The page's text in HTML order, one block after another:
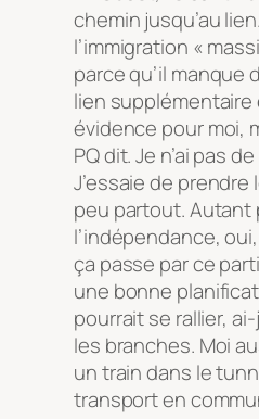
chemin jusqu’au
l’immigration «
parce qu’il manque
lien supplémentaire
évidence pour moi,
PQ dit. Je n’ai pas
J’essaie de prendre
peu partout. Autant
l’indépendance,
ça passe par ce
une bonne
pourrait se rallier,
les branches. Moi
un train dans le
transport en